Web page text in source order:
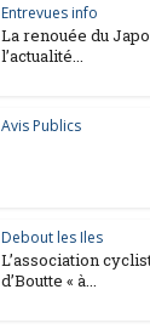
Entrevues info
La renouée du
l’actualité...
Avis Publics
Debout les Iles
L’association
d’Boutte « à...